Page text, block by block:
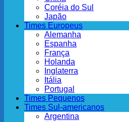
Coréia do Sul
Japão
Times Europeus
Alemanha
Espanha
França
Holanda
Inglaterra
Itália
Portugal
Times Pequenos
Times Sul-americanos
Argentina